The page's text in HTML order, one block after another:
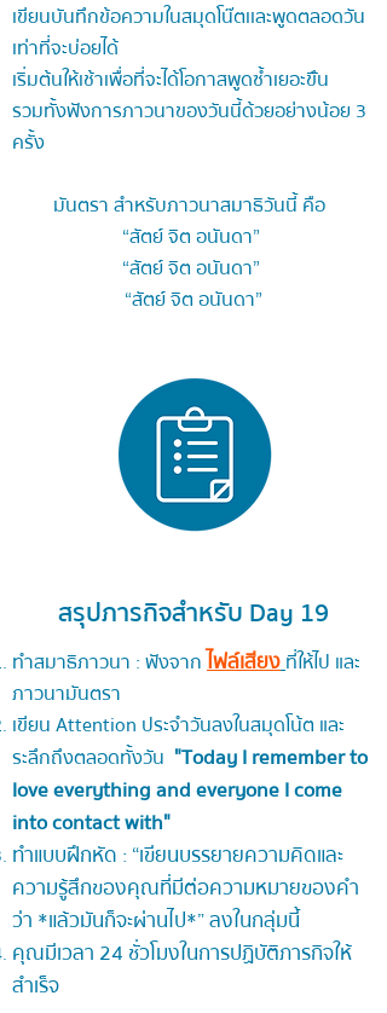
เขียนบันทึกข้อความในสมุดโน๊ตเเละพูดตลอดวัน
เท่าที่จะบ่อยได้
เริ่มต้นให้เช้าเพื่อที่จะได้โอกาสพูดซ้ำเยอะขึัน
รวมทั้งฟังการภาวนาของวันนี้ด้วยอย่างน้อย 3
ครั้ง
มันตรา สำหรับภาวนาสมาธิวันนี้ คือ
“สัตย์ จิต อนันดา”
“สัตย์ จิต อนันดา”
“สัตย์ จิต อนันดา”
สรุปภารกิจสำหรับ Day 19
ทำสมาธิภาวนา : ฟังจากไฟล์เสียงที่ให้ไป และ
ภาวนามันตรา
เขียน Attention ประจำวันลงในสมุดโน้ต และ
ระลึกถึงตลอดทั้งวัน "Today I remember to
love everything and everyone I come
into contact with"
ทำแบบฝึกหัด : “เขียนบรรยายความคิดและ
ความรู้สึกของคุณที่มีต่อความหมายของคำ
ว่า *แล้วมันก็จะผ่านไป*” ลงในกลุ่มนี้
คุณมีเวลา 24 ชั่วโมงในการปฏิบัติภารกิจให้
สำเร็จ